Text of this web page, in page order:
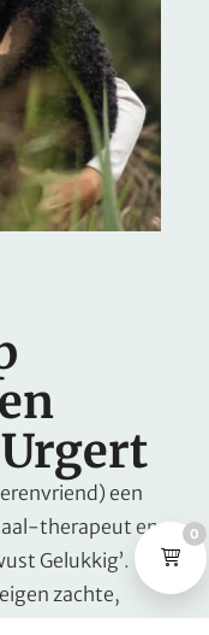
een
therapeut en
Gelukkig’.
zachte,
0